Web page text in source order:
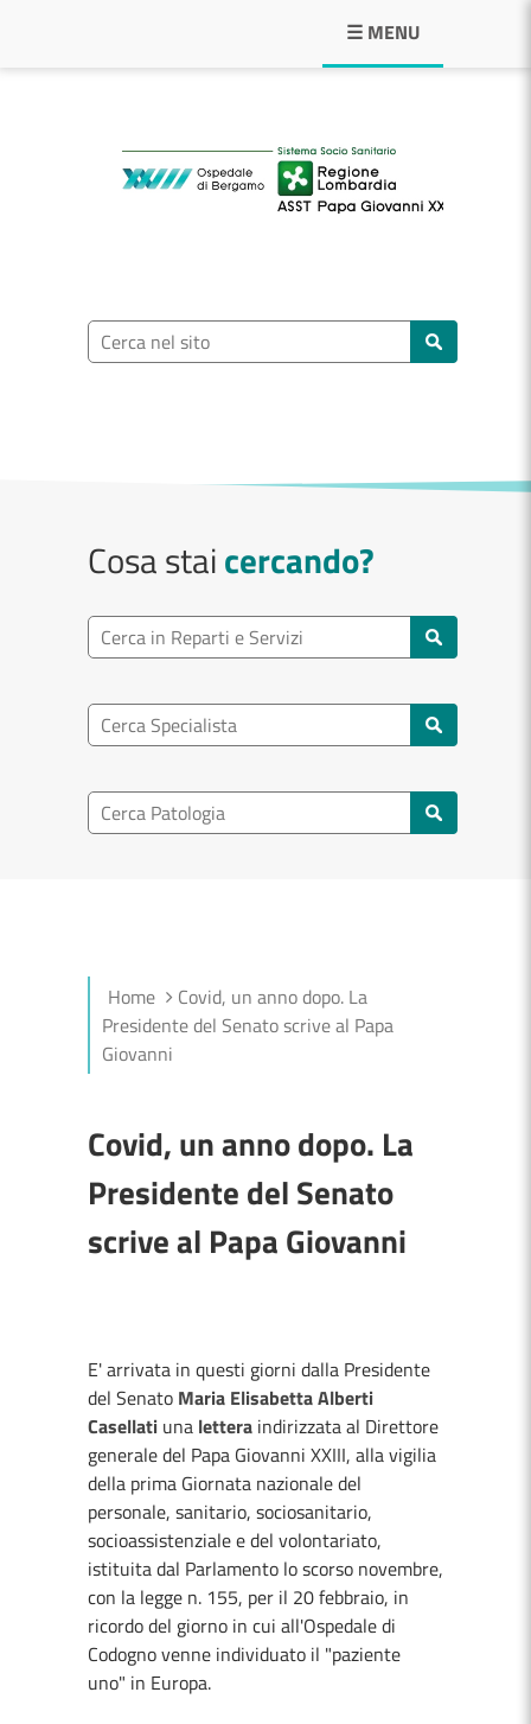
☰ MENU
ASST Papa
Ricerca nel sito
Cosa staicercando?
Ricerca reparto
Ricerca specialisti
Ricerca nel patologia
Home
Covid, un anno dopo. La
Presidente del Senato scrive al Papa
Giovanni
Covid, un anno dopo. La
Presidente del Senato
scrive al Papa Giovanni
E' arrivata in questi giorni dalla Presidente
del Senato Maria Elisabetta Alberti
Casellati una lettera indirizzata al Direttore
generale del Papa Giovanni XXIII, alla vigilia
della prima Giornata nazionale del
personale, sanitario, sociosanitario,
socioassistenziale e del volontariato,
istituita dal Parlamento lo scorso novembre,
con la legge n. 155, per il 20 febbraio, in
ricordo del giorno in cui all'Ospedale di
Codogno venne individuato il "paziente
uno" in Europa.